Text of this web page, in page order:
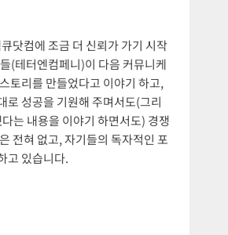
닷컴에 조금 더 신뢰가 가기 시작
(테터엔컴페니)이 다음 커뮤니케
토리를 만들었다고 이야기 하고,
로 성공을 기원해 주며서도(그리
는 내용을 이야기 하면서도) 경쟁
전혀 없고, 자기들의 독자적인 포
고 있습니다.